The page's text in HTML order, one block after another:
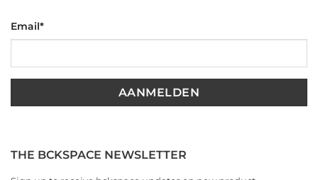
Email*
THE BCKSPACE NEWSLETTER